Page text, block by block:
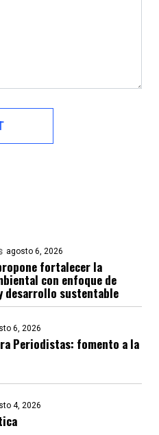
agosto 6, 2026
fortalecer la
con enfoque de
desarrollo sustentable
6, 2026
Periodistas: fomento a la
4, 2026